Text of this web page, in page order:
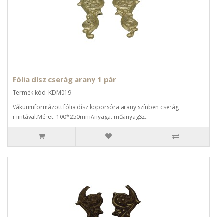
Fólia dísz cserág arany 1 pár
Termék kód: KDM019
Vákuumformázott fólia dísz koporsóra arany színben cserág
mintával.Méret: 100*250mmAnyaga: műanyagSz..